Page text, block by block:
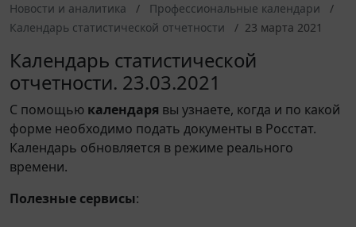
Новости и аналитика
Профессиональные календари
Календарь статистической отчетности
23 марта 2021
Календарь статистической
отчетности. 23.03.2021
С помощью календаря вы узнаете, когда и по какой
форме необходимо подать документы в Росстат.
Календарь обновляется в режиме реального
времени.
Полезные сервисы: